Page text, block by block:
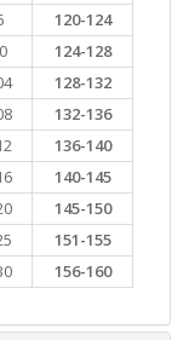
120-124
124-128
128-132
132-136
136-140
140-145
145-150
151-155
156-160